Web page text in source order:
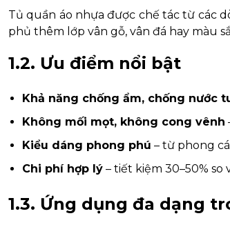
Tủ quần áo nhựa được chế tác từ các
phủ thêm lớp vân gỗ, vân đá hay màu
1.2. Ưu điểm nổi bật
Khả năng chống ẩm, chống nước
Không mối mọt, không cong vênh
Kiểu dáng phong phú – từ phong
Chi phí hợp lý – tiết kiệm 30–50% so
1.3. Ứng dụng đa dạng